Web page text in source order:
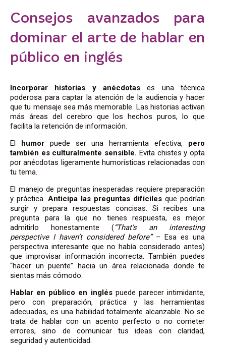
Consejos avanzados para
dominar el arte de hablar en
público en inglés
Incorporar historias y anécdotas es una técnica
poderosa para captar la atención de la audiencia y hacer
que tu mensaje sea más memorable. Las historias activan
más áreas del cerebro que los hechos puros, lo que
facilita la retención de información.
El
humorpuede ser una herramienta efectiva, pero
también es culturalmente sensible. Evita chistes y opta
por anécdotas ligeramente humorísticas relacionadas con
tu tema.
El manejo de preguntas inesperadas requiere preparación
y práctica. Anticipa las preguntas difíciles que podrían
surgir y prepara respuestas concisas. Si recibes una
pregunta para la que no tienes respuesta, es mejor
admitirlo honestamente (“That’s an interesting
perspective I haven’t considered before”– Esa es una
perspectiva interesante que no había considerado antes)
que improvisar información incorrecta. También puedes
“hacer un puente” hacia un área relacionada donde te
sientas más cómodo.
Hablar en público en ingléspuede parecer intimidante,
pero con preparación, práctica y las herramientas
adecuadas, es una habilidad totalmente alcanzable. No se
trata de hablar con un acento perfecto o no cometer
errores, sino de comunicar tus ideas con claridad,
seguridad y autenticidad.